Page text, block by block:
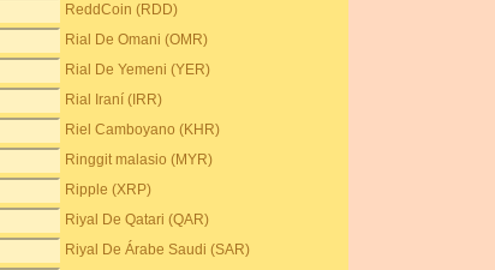
ReddCoin (RDD)
Rial De Omani (OMR)
Rial De Yemeni (YER)
Rial Iraní (IRR)
Riel Camboyano (KHR)
Ringgit malasio (MYR)
Ripple (XRP)
Riyal De Qatari (QAR)
Riyal De Árabe Saudi (SAR)